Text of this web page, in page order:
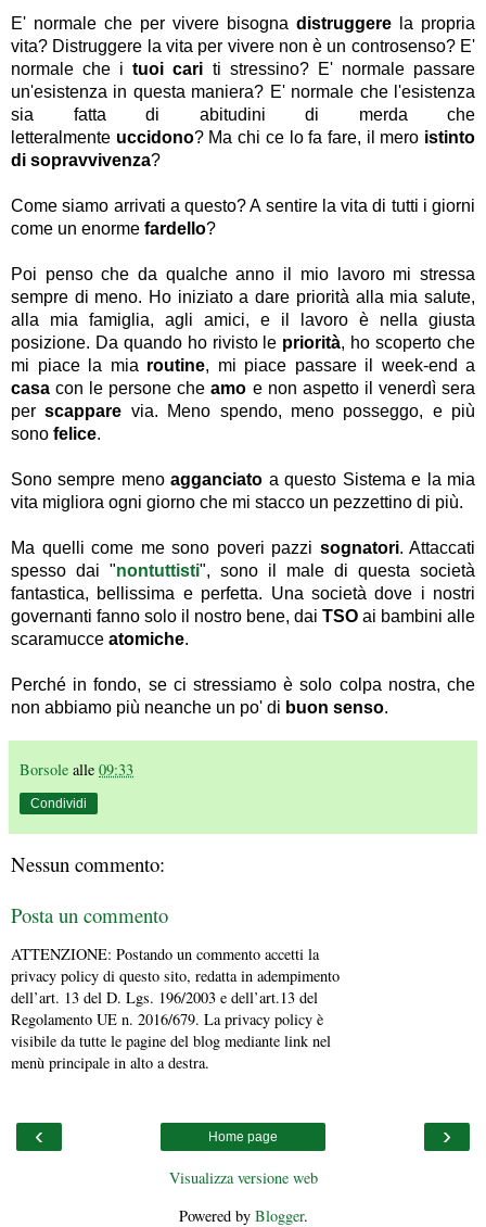
E' normale che per vivere bisogna distruggere
la propria
vita? Distruggere la vita per vivere non è un controsenso? E'
normale che ituoi cari ti stressino? E' normale passare
un'esistenza in questa maniera? E' normale che l'esistenza
sia fatta di abitudini di merda che
letteralmente uccidono? Ma chi ce lo fa fare, il mero istinto
di sopravvivenza?
Comesiamo arrivati a questo? A sentire la vita di tutti i giorni
come un enorme fardello?
Poi penso che da qualche anno il mio lavoro mi stressa
sempre di meno. Ho iniziato a dare priorità alla mia salute,
alla mia famiglia, agli amici, e il lavoro è nella giusta
posizione. Da quando ho rivisto le priorità, ho scoperto che
mi piace la mia routine, mi piace passare il week-end a
casacon le persone cheamo e non aspetto il venerdì sera
perscappare via. Meno spendo, meno posseggo, e più
sono felice.
Sono sempre menoagganciato a questo Sistema e la mia
vita migliora ogni giorno che mi stacco un pezzettino di più.
Ma quelli come me sono poveri pazzi sognatori. Attaccati
spesso dai "nontuttisti", sono il male di questa società
fantastica, bellissima e perfetta. Una società dove i nostri
governanti fanno solo il nostro bene, dai TSO ai bambini alle
scaramucce atomiche.
Perché in fondo, se ci stressiamo è solo colpa nostra, che
non abbiamo più neanche un po' di buon senso.
Borsole alle 09:33
Condividi
Nessun commento:
Posta un commento
ATTENZIONE: Postando un commento accetti la
privacy policy di questo sito, redatta in adempimento
dell’art. 13 del D. Lgs. 196/2003 e dell’art.13 del
Regolamento UE n. 2016/679. La privacy policy è
visibile da tutte le pagine del blog mediante link nel
menù principale in alto a destra.
‹ ›
Home page
Visualizza versione web
Powered by Blogger.